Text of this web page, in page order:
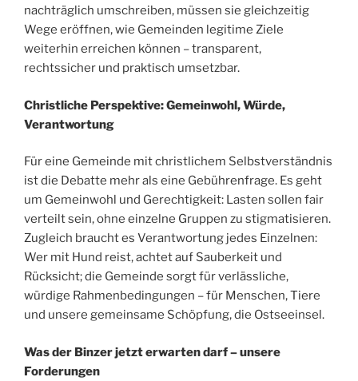
nachträglich umschreiben, müssen sie gleichzeitig
Wege eröffnen, wie Gemeinden legitime Ziele
weiterhin erreichen können – transparent,
rechtssicher und praktisch umsetzbar.
Christliche Perspektive: Gemeinwohl, Würde,
Verantwortung
Für eine Gemeinde mit christlichem Selbstverständnis
ist die Debatte mehr als eine Gebührenfrage. Es geht
um Gemeinwohl und Gerechtigkeit: Lasten sollen fair
verteilt sein, ohne einzelne Gruppen zu stigmatisieren.
Zugleich braucht es Verantwortung jedes Einzelnen:
Wer mit Hund reist, achtet auf Sauberkeit und
Rücksicht; die Gemeinde sorgt für verlässliche,
würdige Rahmenbedingungen – für Menschen, Tiere
und unsere gemeinsame Schöpfung, die Ostseeinsel.
Was der Binzer jetzt erwarten darf – unsere
Forderungen